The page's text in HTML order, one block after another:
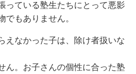
っている塾生たちにとって悪影
でもありません。
えなかった子は、除け者扱いな
ん。お子さんの個性に合った塾